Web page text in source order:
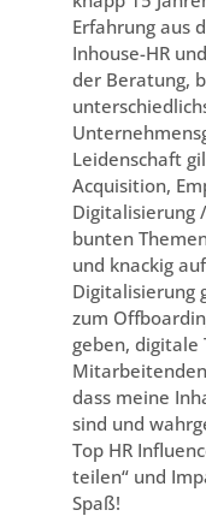
Erfahrung aus
Inhouse-HR
der Beratung,
Leidenschaft
Acquisition,
Digitalisierung
bunten
und knackig
Digitalisierung
zum
geben, digitale
dass meine
sind und
Top HR
teilen“ und
Spaß!